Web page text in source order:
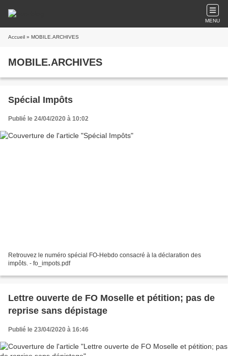
MENU
Accueil » MOBILE.ARCHIVES
MOBILE.ARCHIVES
Spécial Impôts
Publié le 24/04/2020 à 10:02
Retrouvez le numéro spécial FO-Hebdo consacré à la déclaration des
impôts. - fo_impots.pdf
Lettre ouverte de FO Moselle et pétition; pas de
reprise sans dépistage
Publié le 23/04/2020 à 16:46